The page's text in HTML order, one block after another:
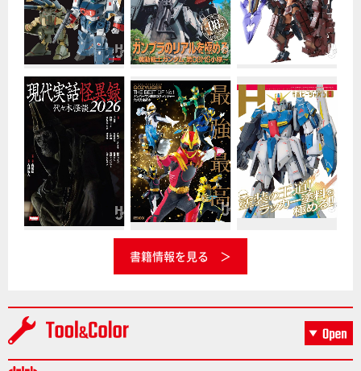
書籍情報を見る